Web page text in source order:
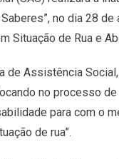
no dia 28
Situação de Rua e
Assistência
no processo
para com o
de rua”.